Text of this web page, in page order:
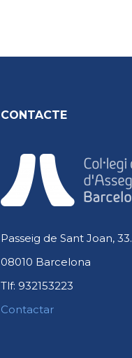
CONTACTE
Passeig de Sant Joan, 33.
08010 Barcelona
Tlf: 932153223
Contactar